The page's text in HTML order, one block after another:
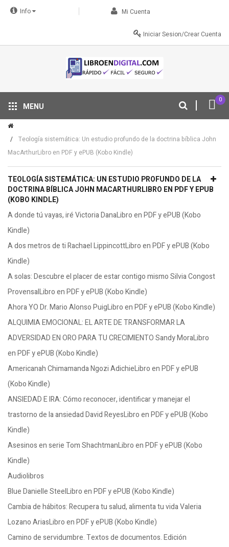
Info Mi Cuenta
Iniciar Sesion/Crear Cuenta
0
MENU
Teología sistemática: Un estudio profundo de la doctrina bíblica John
MacArthurLibro en PDF y ePUB (Kobo Kindle)
TEOLOGÍA SISTEMÁTICA: UN ESTUDIO PROFUNDO DE LA
DOCTRINA BÍBLICA JOHN MACARTHURLIBRO EN PDF Y EPUB
(KOBO KINDLE)
A donde tú vayas, iré Victoria DanaLibro en PDF y ePUB (Kobo
Kindle)
A dos metros de ti Rachael LippincottLibro en PDF y ePUB (Kobo
Kindle)
A solas: Descubre el placer de estar contigo mismo Silvia Congost
ProvensalLibro en PDF y ePUB (Kobo Kindle)
Ahora YO Dr. Mario Alonso PuigLibro en PDF y ePUB (Kobo Kindle)
ALQUIMIA EMOCIONAL: EL ARTE DE TRANSFORMAR LA
ADVERSIDAD EN ORO PARA TU CRECIMIENTO Sandy MoraLibro
en PDF y ePUB (Kobo Kindle)
Americanah Chimamanda Ngozi AdichieLibro en PDF y ePUB
(Kobo Kindle)
ANSIEDAD E IRA: Cómo reconocer, identificar y manejar el
trastorno de la ansiedad David ReyesLibro en PDF y ePUB (Kobo
Kindle)
Asesinos en serie Tom ShachtmanLibro en PDF y ePUB (Kobo
Kindle)
Audiolibros
Blue Danielle SteelLibro en PDF y ePUB (Kobo Kindle)
Cambia de hábitos: Recupera tu salud, alimenta tu vida Valeria
Lozano AriasLibro en PDF y ePUB (Kobo Kindle)
Camino de servidumbre. Textos de documentos. Edición